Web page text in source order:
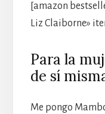
[amazon
Liz Claiborne»
Para la
de sí
Me pongo